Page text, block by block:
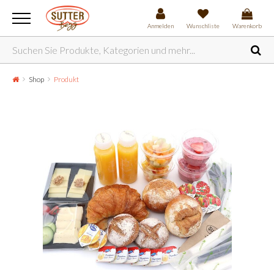
Anmelden Wunschliste Warenkorb
Shop Produkt